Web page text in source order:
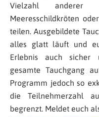
Vielzahl anderer
Meeresschildkröten
teilen. Ausgebildete
alles glatt läuft und
Erlebnis auch sicher
gesamte Tauchgang
Programm jedoch so
die Teilnehmerzahl
begrenzt. Meldet euch